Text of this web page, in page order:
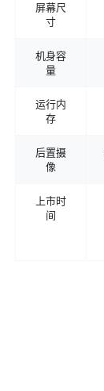
屏幕尺
寸
机身容
量
运行内
存
后置摄
像
上市时
间